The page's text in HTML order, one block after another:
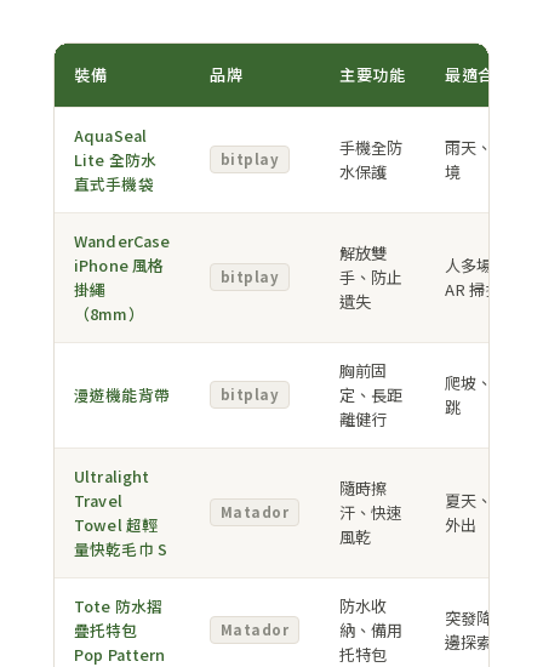
裝備 品牌 主要功能 最適合的場景
AquaSeal
Lite 全防水
直式手機袋
bitplay
手機全防
水保護
雨天、水邊環
境
WanderCase
iPhone 風格
掛繩
（8mm）
bitplay
解放雙
手、防止
遺失
人多場景、
AR 掃描
漫遊機能背帶 bitplay
胸前固
定、長距
離健行
爬坡、長程走
跳
Ultralight
Travel
Towel 超輕
量快乾毛巾 S
Matador
隨時擦
汗、快速
風乾
夏天、長時間
外出
Tote 防水摺
疊托特包
Pop Pattern
Matador
防水收
納、備用
托特包
突發降雨、水
邊探索